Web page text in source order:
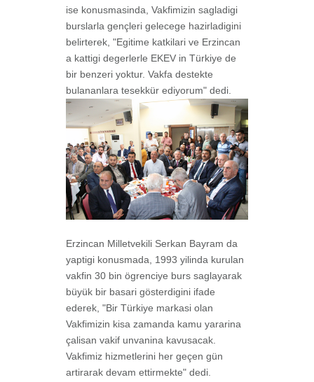
ise konusmasinda, Vakfimizin sagladigi
burslarla gençleri gelecege hazirladigini
belirterek, "Egitime katkilari ve Erzincan
a kattigi degerlerle EKEV in Türkiye de
bir benzeri yoktur. Vakfa destekte
bulananlara tesekkür ediyorum" dedi.
Erzincan Milletvekili Serkan Bayram da
yaptigi konusmada, 1993 yilinda kurulan
vakfin 30 bin ögrenciye burs saglayarak
büyük bir basari gösterdigini ifade
ederek, "Bir Türkiye markasi olan
Vakfimizin kisa zamanda kamu yararina
çalisan vakif unvanina kavusacak.
Vakfimiz hizmetlerini her geçen gün
artirarak devam ettirmekte" dedi.